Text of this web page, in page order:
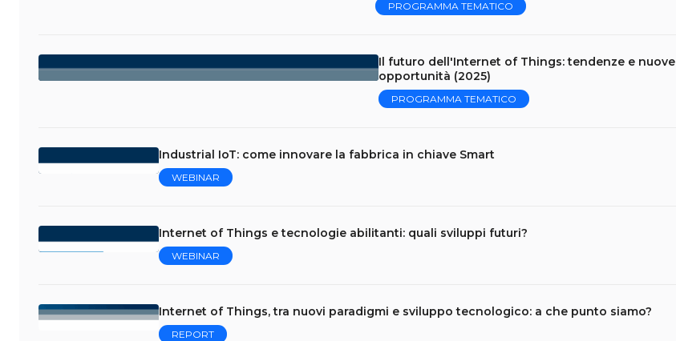
PROGRAMMA TEMATICO
Il futuro dell'Internet of Things: tendenze e nuove
opportunità (2025)
PROGRAMMA TEMATICO
Industrial IoT: come innovare la fabbrica in chiave Smart
WEBINAR
Internet of Things e tecnologie abilitanti: quali sviluppi futuri?
WEBINAR
Internet of Things, tra nuovi paradigmi e sviluppo tecnologico: a che punto siamo?
REPORT